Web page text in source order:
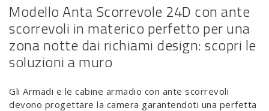
Modello Anta Scorrevole 24D con ante
scorrevoli in materico perfetto per una
zona notte dai richiami design: scopri le
soluzioni a muro
Gli Armadi e le cabine armadio con ante scorrevoli
devono progettare la camera garantendoti una perfetta